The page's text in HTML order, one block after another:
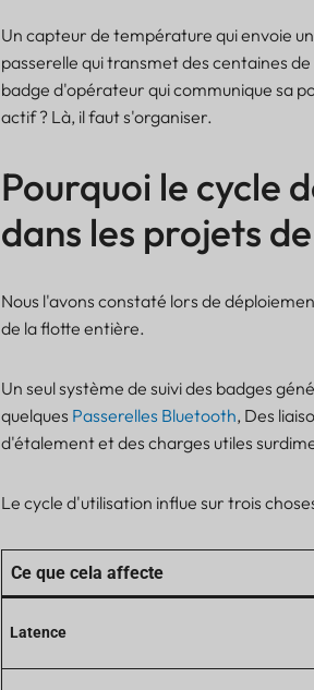
Un capteur de température qui envoie
passerelle qui transmet des centaines
badge d'opérateur qui communique sa
actif ? Là, il faut s'organiser.
Pourquoi le cycle
dans les projets
Nous l'avons constaté lors de
de la flotte entière.
Un seul système de suivi des badges
quelques Passerelles Bluetooth, Des
d'étalement et des charges utiles
Le cycle d'utilisation influe sur trois
Ce que cela affecte
Latence